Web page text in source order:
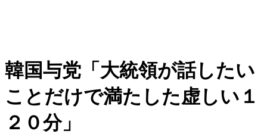
韓国与党「大統領が話したい
ことだけで満たした虚しい１
２０分」